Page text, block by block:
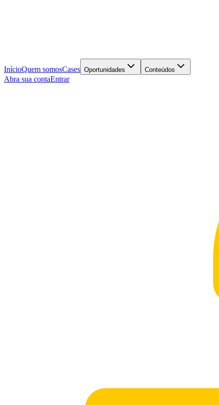
InícioQuem somosCases Oportunidades Conteúdos
Abra sua contaEntrar